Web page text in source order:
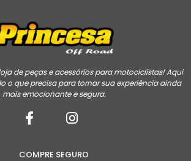
de peças e acessórios para motociclistas! Aqui
o que precisa para tornar sua experiência ainda
mais emocionante e segura.
COMPRE SEGURO